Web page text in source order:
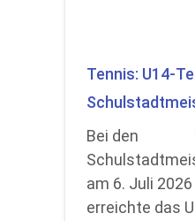
Tennis: U14-
Bei den
am 6. Juli
erreichte das